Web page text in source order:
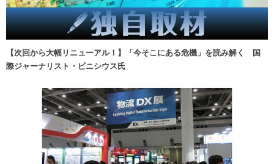
【次回から大幅リニューアル！】「今そこにある危機」を読み解く 国
際ジャーナリスト・ビニシウス氏